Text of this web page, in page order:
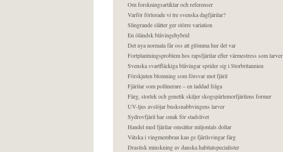
Om forskningsartiklar och referenser
Varför förlorade vi tre svenska dagfjärilar?
Slingrande slåtter ger större variation
En öländsk blåvingehybrid
Det nya normala får oss att glömma hur det var
Fortplantningsproblem hos rapsfjärilar efter värmestress som larver
Svenska svartfläckiga blåvingar sprider sig i Storbritannien
Förskjuten blomning som försvar mot fjäril
Fjärilar som pollinerare – en laddad fråga
Färg, storlek och genetik skiljer skogspärlemorfjärilens former
UV-ljus avslöjar busksnabbvingens larver
Sydrovfjäril har smak för stadslivet
Handel med fjärilar omsätter miljontals dollar
Vätska i vingmembran kan ge fjärilsvingar färg
Drastisk minskning av danska habitatspecialister